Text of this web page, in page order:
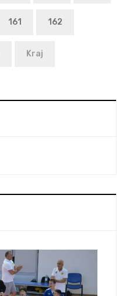
161 162
Kraj